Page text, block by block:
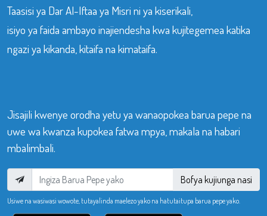
Taasisi ya Dar Al-Iftaa ya Misri ni ya kiserikali,
isiyo ya faida ambayo inajiendesha kwa kujitegemea katika
ngazi ya kikanda, kitaifa na kimataifa.
Jisajili kwenye orodha yetu ya wanaopokea barua pepe na
uwe wa kwanza kupokea fatwa mpya, makala na habari
mbalimbali.
Bofya kujiunga nasi
Usiwe na wasiwasi wowote, tutayalinda maelezo yako na hatutaitupa barua pepe yako.